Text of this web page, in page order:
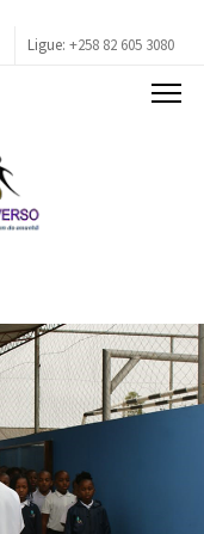
Ligue: +258 82 605 3080